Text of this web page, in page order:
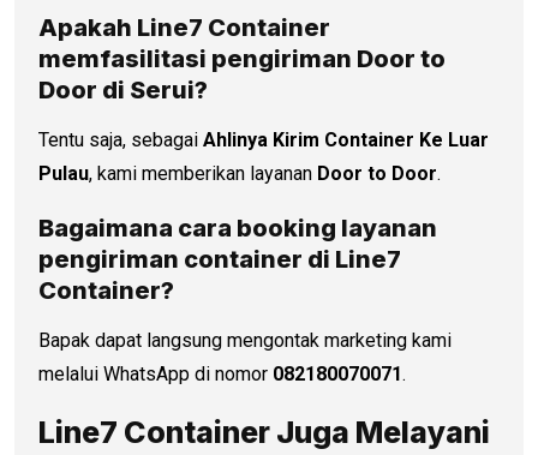
Apakah Line7 Container
memfasilitasi pengiriman Door to
Door di Serui?
Tentu saja, sebagai Ahlinya Kirim Container Ke Luar
Pulau, kami memberikan layanan Door to Door.
Bagaimana cara booking layanan
pengiriman container di Line7
Container?
Bapak dapat langsung mengontak marketing kami
melalui WhatsApp di nomor 082180070071.
Line7 Container Juga Melayani